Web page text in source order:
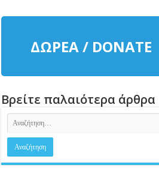
ΔΩΡΕΑ / DONATE
Βρείτε παλαιότερα άρθρα